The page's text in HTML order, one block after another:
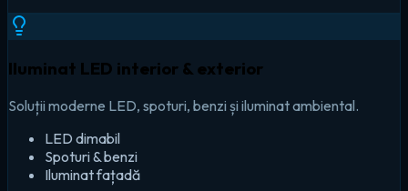
Iluminat LED interior & exterior
Soluții moderne LED, spoturi, benzi și iluminat ambiental.
LED dimabil
Spoturi & benzi
Iluminat fațadă